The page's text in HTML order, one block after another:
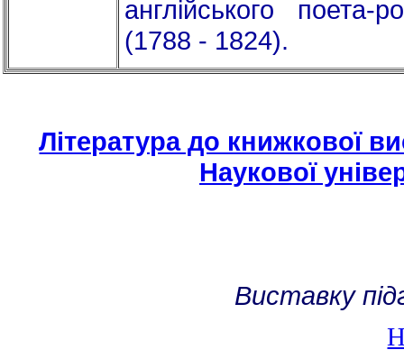
англійського
(1788 - 1824).
Література до книжкової
Наукової
Виставку